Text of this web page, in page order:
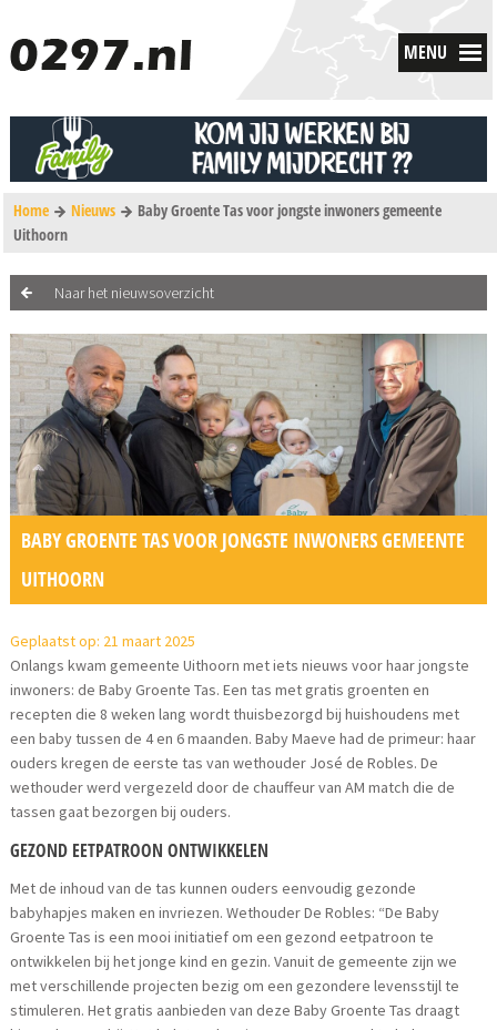
MENU
Home Nieuws
Baby Groente Tas voor jongste inwoners gemeente
Uithoorn
Naar het nieuwsoverzicht
BABY GROENTE TAS VOOR JONGSTE INWONERS GEMEENTE
UITHOORN
Geplaatst op: 21 maart 2025
Onlangs kwam gemeente Uithoorn met iets nieuws voor haar jongste
inwoners: de Baby Groente Tas. Een tas met gratis groenten en
recepten die 8 weken lang wordt thuisbezorgd bij huishoudens met
een baby tussen de 4 en 6 maanden. Baby Maeve had de primeur: haar
ouders kregen de eerste tas van wethouder José de Robles. De
wethouder werd vergezeld door de chauffeur van AM match die de
tassen gaat bezorgen bij ouders.
GEZOND EETPATROON ONTWIKKELEN
Met de inhoud van de tas kunnen ouders eenvoudig gezonde
babyhapjes maken en invriezen. Wethouder De Robles: “De Baby
Groente Tas is een mooi initiatief om een gezond eetpatroon te
ontwikkelen bij het jonge kind en gezin. Vanuit de gemeente zijn we
met verschillende projecten bezig om een gezondere levensstijl te
stimuleren. Het gratis aanbieden van deze Baby Groente Tas draagt